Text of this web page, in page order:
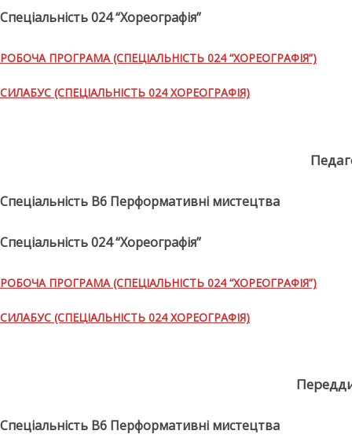
Спеціальність 024 “Хореографія”
РОБОЧА ПРОГРАМА (СПЕЦІАЛЬНІСТЬ 024 “ХОРЕОГРАФІЯ”)
СИЛАБУС (СПЕЦІАЛЬНІСТЬ 024 ХОРЕОГРАФІЯ)
Спеціальність В6 Перформативні мистецтва
Спеціальність 024 “Хореографія”
РОБОЧА ПРОГРАМА (СПЕЦІАЛЬНІСТЬ 024 “ХОРЕОГРАФІЯ”)
СИЛАБУС (СПЕЦІАЛЬНІСТЬ 024 ХОРЕОГРАФІЯ)
Спеціальність В6 Перформативні мистецтва